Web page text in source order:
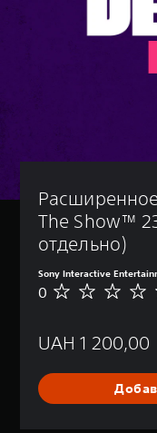
The Show™
отдельно)
Sony Interactive
Н
о
е
н
0
UAH 1 200,00